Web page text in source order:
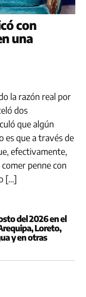
con
una
la razón real por
dos
que algún
es que a través de
efectivamente,
penne con
[…]
del 2026 en el
Loreto,
y en otras